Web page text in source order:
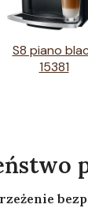
S8 piano
15381